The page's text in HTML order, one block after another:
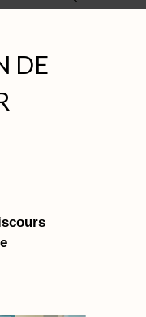
DE